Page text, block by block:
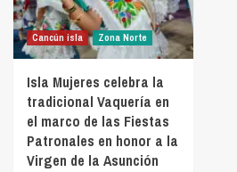
Cancún isla Zona Norte
Isla Mujeres celebra la
tradicional Vaquería en
el marco de las Fiestas
Patronales en honor a la
Virgen de la Asunción